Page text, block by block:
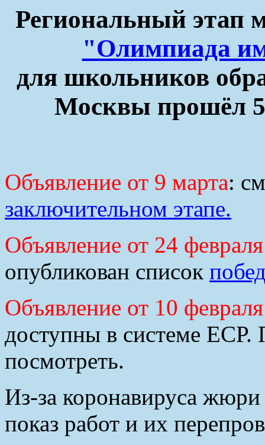
Региональный этап
"Олимпиада
для школьников
Москвы прошёл 5
Объявление от 9 марта:
заключительном этапе.
Объявление от 24 февраля
опубликован список
Объявление от 10 февраля
доступны в системе
посмотреть.
Из-за коронавируса жюри
показ работ и их